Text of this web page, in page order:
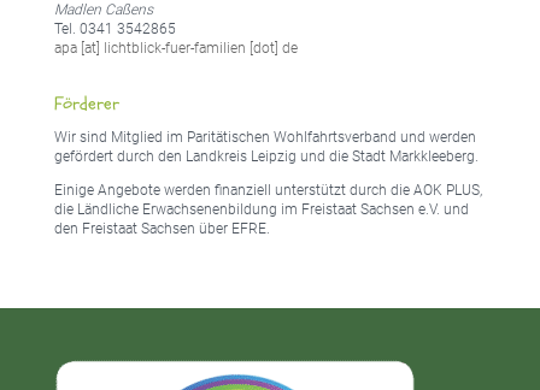
Madlen Caßens
Tel. 0341 3542865
apa [at] lichtblick-fuer-familien [dot] de
Förderer
Wir sind Mitglied im Paritätischen Wohlfahrtsverband und werden
gefördert durch den Landkreis Leipzig und die Stadt Markkleeberg.
Einige Angebote werden finanziell unterstützt durch die AOK PLUS,
die Ländliche Erwachsenenbildung im Freistaat Sachsen e.V. und
den Freistaat Sachsen über EFRE.